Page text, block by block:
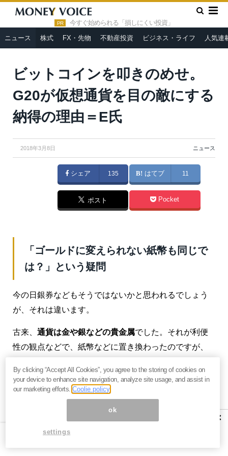
PR 今すぐ始められる「損しにくい投資」
ニュース 株式 FX・先物 不動産投資 ビジネス・ライフ 人気連
HOME » ニュース »
ビットコインを叩きのめせ。G20が仮想通
貨を目の敵にする納得の理由＝E氏
ビットコインを叩きのめせ。
G20が仮想通貨を目の敵にする
納得の理由＝E氏
2018年3月8日 ニュース
シェア 135 はてブ 11
ポスト Pocket
「ゴールドに変えられない紙幣も同じで
は？」という疑問
今の日銀券などもそうではないかと思われるでしょう
が、それは違います。
古来、 通貨は金や銀などの貴金属でした。それが利便
性の観点などで、紙幣などに置き換わったのですが、
などの資産への交換が可能でした（兌換と言いま
す）。
米国がゴールドとドルとの交換を止めたニクソンショ
ック以降、ゴールドの兌換はなくなりましたが、その
×
By clicking “Accept All Cookies”, you agree to the storing of cookies on
your device to enhance site navigation, analyze site usage, and assist in
our marketing efforts.Coolie policy
ok
settings